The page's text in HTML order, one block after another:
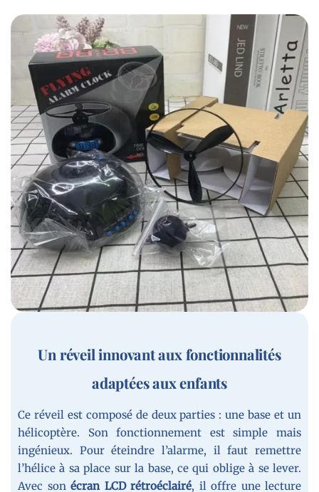
Un réveil innovant aux fonctionnalités
adaptées aux enfants
Ce réveil est composé de deux parties : une base et un
hélicoptère. Son fonctionnement est simple mais
ingénieux. Pour éteindre l’alarme, il faut remettre
l’hélice à sa place sur la base, ce qui oblige à se lever.
Avec son écran LCD rétroéclairé, il offre une lecture